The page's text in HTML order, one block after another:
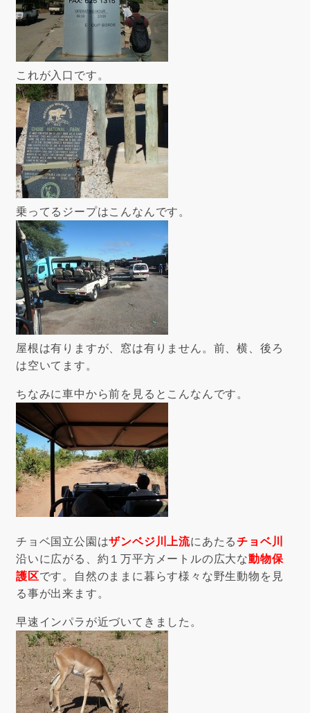
これが入口です。
乗ってるジープはこんなんです。
屋根は有りますが、窓は有りません。前、横、後ろ
は空いてます。
ちなみに車中から前を見るとこんなんです。
チョベ国立公園はザンベジ川上流にあたるチョベ川
沿いに広がる、約１万平方メートルの広大な動物保
護区です。自然のままに暮らす様々な野生動物を見
る事が出来ます。
早速インパラが近づいてきました。